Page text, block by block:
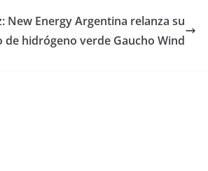
New Energy Argentina relanza su
de hidrógeno verde Gaucho Wind